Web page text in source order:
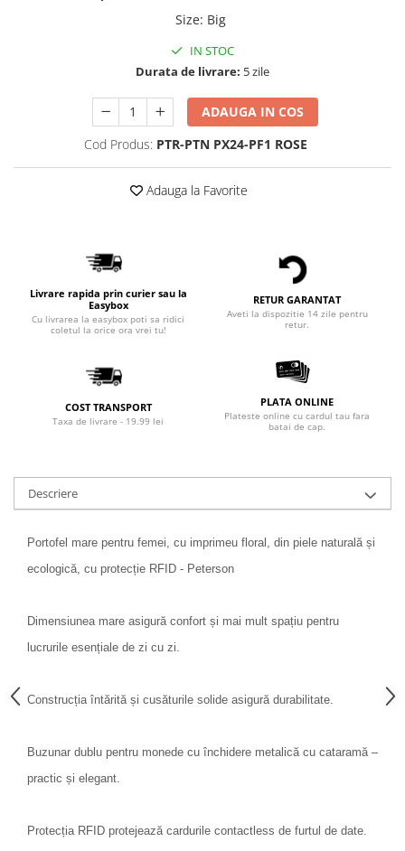
Size: Big
IN STOC
Durata de livrare: 5 zile
ADAUGA IN COS
Cod Produs: PTR-PTN PX24-PF1 ROSE
Adauga la Favorite
Livrare rapida prin curier sau la
Easybox
Cu livrarea la easybox poti sa ridici
coletul la orice ora vrei tu!
RETUR GARANTAT
Aveti la dispozitie 14 zile pentru
retur.
COST TRANSPORT
Taxa de livrare - 19.99 lei
PLATA ONLINE
Plateste online cu cardul tau fara
batai de cap.
Descriere
Portofel mare pentru femei, cu imprimeu floral, din piele naturală și
ecologică, cu protecție RFID - Peterson
Dimensiunea mare asigură confort și mai mult spațiu pentru
lucrurile esențiale de zi cu zi.
Construcția întărită și cusăturile solide asigură durabilitate.
Buzunar dublu pentru monede cu închidere metalică cu cataramă –
practic și elegant.
Protecția RFID protejează cardurile contactless de furtul de date.